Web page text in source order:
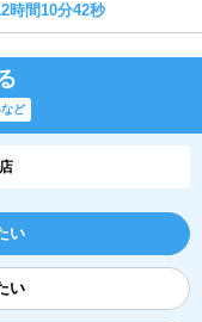
時間10分42秒
ど
い
い